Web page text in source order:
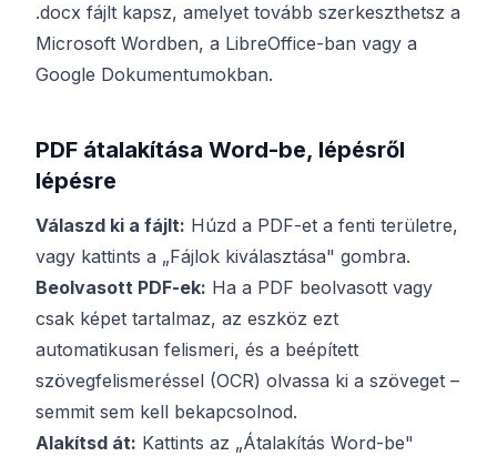
.docx fájlt kapsz, amelyet tovább szerkeszthetsz a
Microsoft Wordben, a LibreOffice-ban vagy a
Google Dokumentumokban.
PDF átalakítása Word-be, lépésről
lépésre
Válaszd ki a fájlt: Húzd a PDF-et a fenti területre,
vagy kattints a „Fájlok kiválasztása" gombra.
Beolvasott PDF-ek: Ha a PDF beolvasott vagy
csak képet tartalmaz, az eszköz ezt
automatikusan felismeri, és a beépített
szövegfelismeréssel (OCR) olvassa ki a szöveget –
semmit sem kell bekapcsolnod.
Alakítsd át: Kattints az „Átalakítás Word-be"